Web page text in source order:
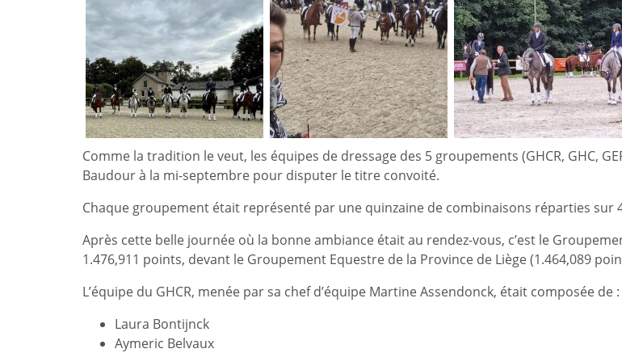
Comme la tradition le veut, les équipes de dressage des 5 groupements (GHCR, GHC,
Baudour à la mi-septembre pour disputer le titre convoité.
Chaque groupement était représenté par une quinzaine de combinaisons réparties sur
Après cette belle journée où la bonne ambiance était au rendez-vous, c’est le
1.476,911 points, devant le Groupement Equestre de la Province de Liège (1.464,089
L’équipe du GHCR, menée par sa chef d’équipe Martine Assendonck, était composée de :
Laura Bontijnck
Aymeric Belvaux